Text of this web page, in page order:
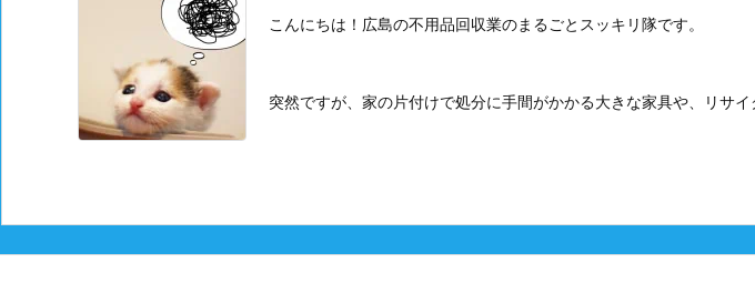
こんにちは！広島の不用品回収業のまるごとスッキリ隊です。
突然ですが、家の片付けで処分に手間がかかる大きな家具や、リサ